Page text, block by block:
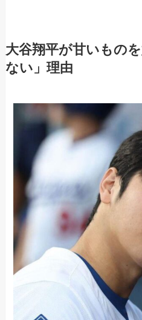
大谷翔平が甘いもの
ない」理由